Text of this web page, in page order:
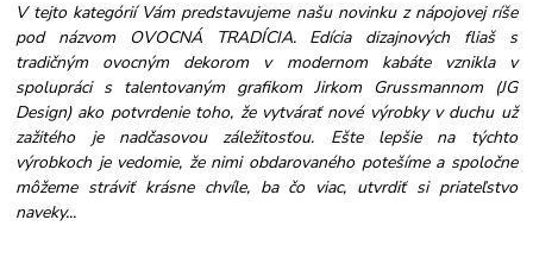
V tejto kategórií Vám predstavujeme našu novinku z nápojovej ríše
pod názvom OVOCNÁ TRADÍCIA. Edícia dizajnových fliaš s
tradičným ovocným dekorom v modernom kabáte vznikla v
spolupráci s talentovaným grafikom Jirkom Grussmannom (JG
Design) ako potvrdenie toho, že vytvárať nové výrobky v duchu už
zažitého je nadčasovou záležitosťou. Ešte lepšie na týchto
výrobkoch je vedomie, že nimi obdarovaného potešíme a spoločne
môžeme stráviť krásne chvíle, ba čo viac, utvrdiť si priateľstvo
naveky...